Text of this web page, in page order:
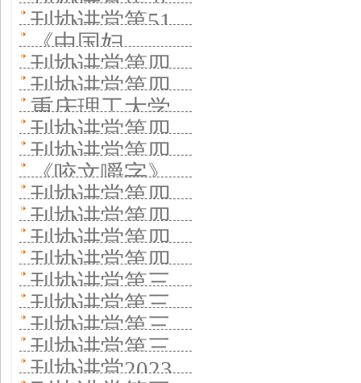
期刊如何适老
持高起点办刊
经验
分享“五个注重”
好国际化期刊
经验 壮大国际
编委团队 加大
国际传播力度
协讲堂开讲
《中国工人》
发行量如何翻
十倍
十二期开讲
《现代交通与
冶金材料》分
享高起点办刊
经验
刊协讲堂第51
期邀《云岭先
锋》杂志社分
享办刊经验 聚
焦全媒体时代
党刊社守正创
新
《中国妇
女》：内容是
媒体的生命
——老牌期刊
在刊协讲堂分
享如何拥有数
千万粉丝
刊协讲堂第四
十九期—— 科
普期刊如何吸
引受众
刊协讲堂第四
十八期开讲 老
牌期刊《青年
文摘》分享办
刊常青之道
重庆理工大学
期刊社在刊协
讲堂第四十七
期分享办刊经
验 组织优质稿
件 深化融合创
新
刊协讲堂第四
十六期《文史
哲》分享办刊
经验 老牌学术
期刊怎样保特
色促发展
刊协讲堂第四
十五期开讲 聚
焦学术期刊群
做强做大做活
《咬文嚼字》
负责人做客刊
协讲堂详解推
动语文规范 一
本以“纠错”为特
色刊物怎样塑
刊协讲堂第四
十三期举行
《丝绸》杂志
讲述办刊特色
刊协讲堂第四
十二期开讲
《南方》杂志
分享探索“四
有”实践
刊协讲堂第四
十一期开讲
《农村百事
通》分享怎样
刊协讲堂第四
十期开讲 《历
史研究》杂志
分享办刊思路
刊协讲堂第三
十九期开讲
《女友》杂志
刊协讲堂第三
十八期举办
《敦煌研究》
刊协讲堂第三
十七期开讲党
刊协讲堂第三
刊协讲堂2023